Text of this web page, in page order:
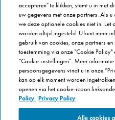
Care Team (voor medewerkers)
Scam waarschuwing
Privacybeleid
Voorwaarden & Condities
Cookie Policy
Cookie-instellingen
accepteren" te klikken, stemt u in met
uw gegevens met onze partners. Als
we deze optionele cookies niet in. Let
worden altijd ingesteld. U kunt meer
gebruik van cookies, onze partners en
toestemming via onze "Cookie
“Cookie-instellingen”. Meer
persoonsgegevens vindt u in onze
kan op elk moment worden
openen via het cookie-icoon
Policy Privacy Policy
Alle cookies